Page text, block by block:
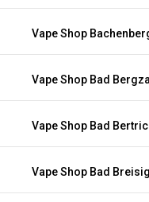
Vape Shop
Vape Shop Bad
Vape Shop Bad
Vape Shop Bad Breisig